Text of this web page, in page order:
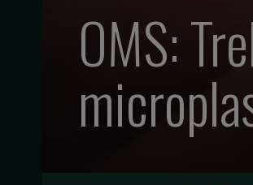
OMS: